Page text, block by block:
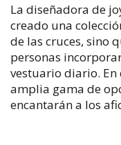
La diseñadora de
creado una
de las cruces, sino
personas
vestuario diario.
amplia gama de
encantarán a los